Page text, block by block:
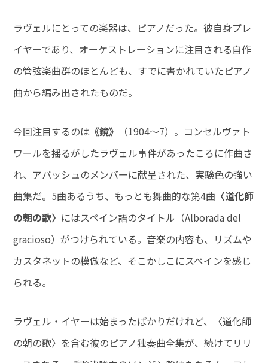
ラヴェルにとっての楽器は、ピアノだった。彼自身プレ
イヤーであり、オーケストレーションに注目される自作
の管弦楽曲群のほとんども、すでに書かれていたピアノ
曲から編み出されたものだ。
今回注目するのは 《鏡》
（1904～7）。コンセルヴァト
ワールを揺るがしたラヴェル事件があったころに作曲さ
れ、アパッシュのメンバーに献呈された、実験色の強い
曲集だ。5曲あるうち、もっとも舞曲的な第4曲 〈道化師
の朝の歌〉 にはスペイン語のタイトル（Alborada del
gracioso）がつけられている。音楽の内容も、リズムや
カスタネットの模倣など、そこかしこにスペインを感じ
られる。
ラヴェル・イヤーは始まったばかりだけれど、〈道化師
の朝の歌〉を含む彼のピアノ独奏曲全集が、続けてリリ